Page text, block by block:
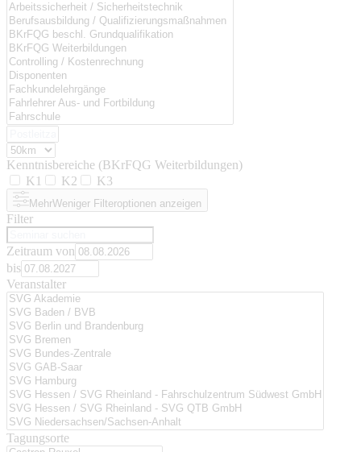
Kenntnisbereiche (BKrFQG Weiterbildungen)
K1
K2 K3
MehrWeniger Filteroptionen anzeigen
Filter
Zeitraum von
bis
Veranstalter
Tagungsorte